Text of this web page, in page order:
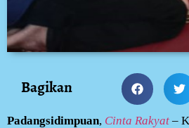
Bagikan
Padangsidimpuan, Cinta Rakyat –